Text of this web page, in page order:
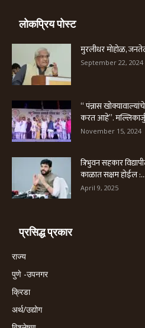
लोकप्रिय पोस्ट
मुरलीधर मोहोळ,
September 22, 2024
“ पंन्नास
करत आहे”.
November 15, 2024
त्रिभुवन सहकार
काळात सक्षम होईल :...
April 9, 2025
प्रसिद्ध प्रकार
राज्य
पुणे -उपनगर
क्रिडा
अर्थ/उद्योग